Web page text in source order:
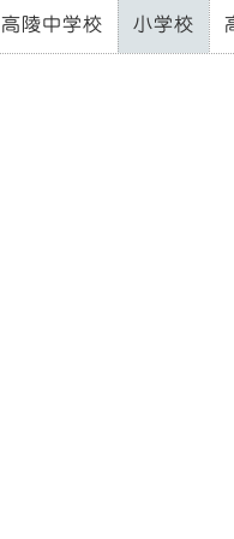
高陵中学校 小学校